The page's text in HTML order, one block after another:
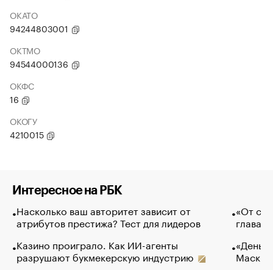
ОКАТО
94244803001
ОКТМО
94544000136
ОКФС
16
ОКОГУ
4210015
Интересное на РБК
Насколько ваш авторитет зависит от
атрибутов престижа? Тест для лидеров
Казино проиграло. Как ИИ-агенты
разрушают букмекерскую индустрию
«От
глава
Маск в